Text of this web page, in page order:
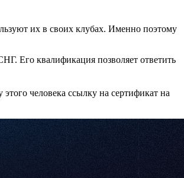
их в своих клубах. Именно поэтому
Его квалификация позволяет ответить
человека ссылку на сертификат на